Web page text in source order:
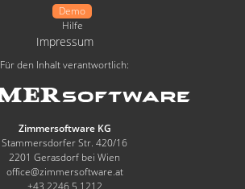
Demo
Hilfe
Impressum
Für den Inhalt verantwortlich:
Zimmersoftware KG
Stammersdorfer Str. 420/16
2201 Gerasdorf bei Wien
office@zimmersoftware.at
+43 2246 5 1212